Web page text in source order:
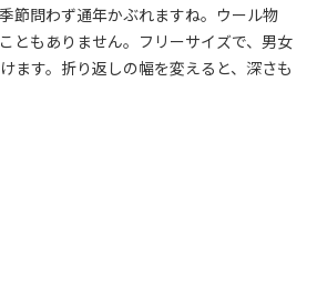
節問わず通年かぶれますね。ウール物
ともありません。フリーサイズで、男女
ます。折り返しの幅を変えると、深さも